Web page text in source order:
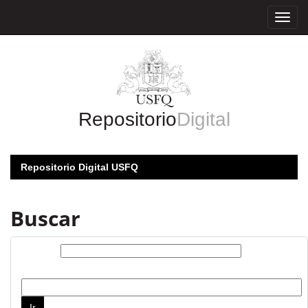
RepositorioDigital
Repositorio Digital USFQ
Buscar